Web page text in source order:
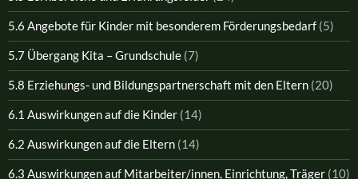
5.6 Angebote für Kinder mit besonderem Förderungsbedarf (5)
5.7 Übergang Kita – Grundschule (7)
5.8 Erziehungs- und Bildungspartnerschaft mit den Eltern (20)
6.1 Auswirkungen auf die Kinder (14)
6.2 Auswirkungen auf die Eltern (14)
6.3 Auswirkungen auf Mitarbeiter/innen, Einrichtung, Träger (10)